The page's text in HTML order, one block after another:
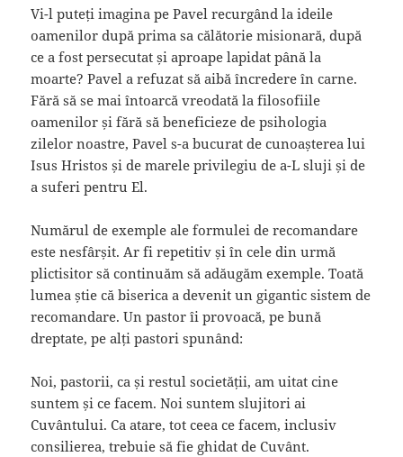
Vi-l puteți imagina pe Pavel recurgând la ideile
oamenilor după prima sa călătorie misionară, după
ce a fost persecutat și aproape lapidat până la
moarte? Pavel a refuzat să aibă încredere în carne.
Fără să se mai întoarcă vreodată la filosofiile
oamenilor și fără să beneficieze de psihologia
zilelor noastre, Pavel s-a bucurat de cunoașterea lui
Isus Hristos și de marele privilegiu de a-L sluji și de
a suferi pentru El.
Numărul de exemple ale formulei de recomandare
este nesfârșit. Ar fi repetitiv și în cele din urmă
plictisitor să continuăm să adăugăm exemple. Toată
lumea știe că biserica a devenit un gigantic sistem de
recomandare. Un pastor îi provoacă, pe bună
dreptate, pe alți pastori spunând:
Noi, pastorii, ca și restul societății, am uitat cine
suntem și ce facem. Noi suntem slujitori ai
Cuvântului. Ca atare, tot ceea ce facem, inclusiv
consilierea, trebuie să fie ghidat de Cuvânt.